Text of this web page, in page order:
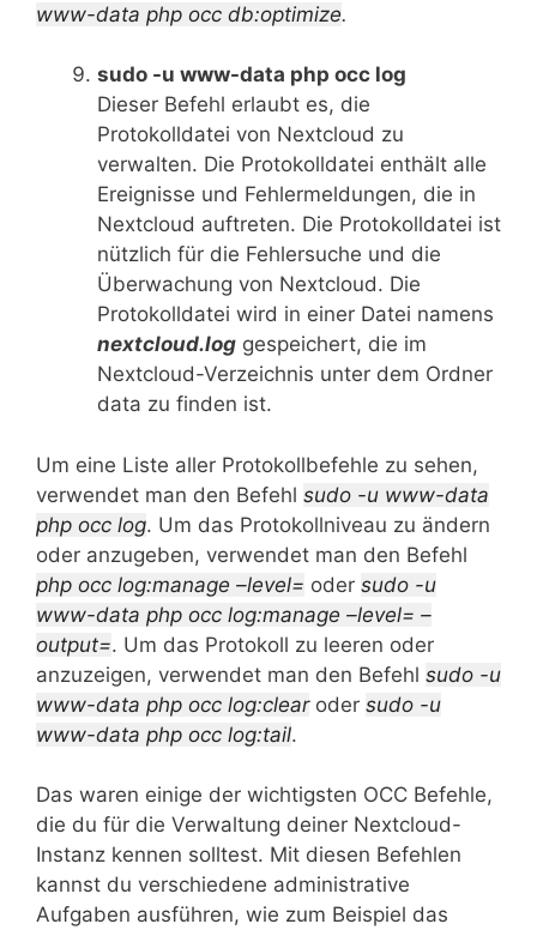
www-data php occ db:optimize.
sudo -u www-data php occ log
Dieser Befehl erlaubt es, die
Protokolldatei von Nextcloud zu
verwalten. Die Protokolldatei enthält alle
Ereignisse und Fehlermeldungen, die in
Nextcloud auftreten. Die Protokolldatei ist
nützlich für die Fehlersuche und die
Überwachung von Nextcloud. Die
Protokolldatei wird in einer Datei namens
nextcloud.log gespeichert, die im
Nextcloud-Verzeichnis unter dem Ordner
data zu finden ist.
Um eine Liste aller Protokollbefehle zu sehen,
verwendet man den Befehl sudo -u www-data
php occ log. Um das Protokollniveau zu ändern
oder anzugeben, verwendet man den Befehl
php occ log:manage –level= oder sudo -u
www-data php occ log:manage –level= –
output=. Um das Protokoll zu leeren oder
anzuzeigen, verwendet man den Befehl sudo -u
www-data php occ log:clearoder sudo -u
www-data php occ log:tail.
Das waren einige der wichtigsten OCC Befehle,
die du für die Verwaltung deiner Nextcloud-
Instanz kennen solltest. Mit diesen Befehlen
kannst du verschiedene administrative
Aufgaben ausführen, wie zum Beispiel das